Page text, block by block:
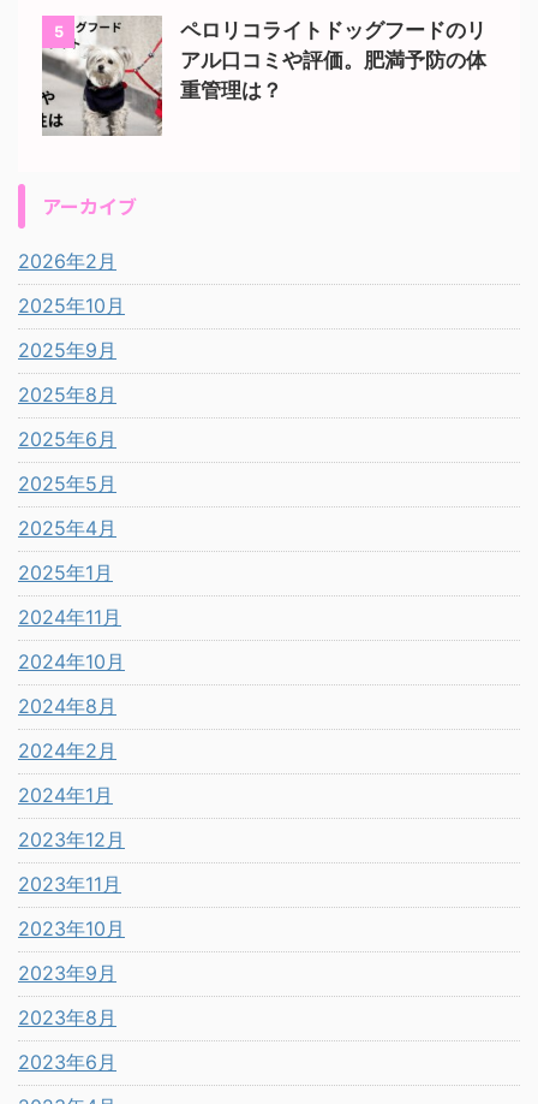
5
ペロリコライトドッグフードのリ
アル口コミや評価。肥満予防の体
重管理は？
アーカイブ
2026年2月
2025年10月
2025年9月
2025年8月
2025年6月
2025年5月
2025年4月
2025年1月
2024年11月
2024年10月
2024年8月
2024年2月
2024年1月
2023年12月
2023年11月
2023年10月
2023年9月
2023年8月
2023年6月